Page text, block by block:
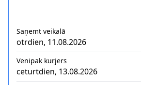
Saņemt veikalā
otrdien, 11.08.2026
Venipak kurjers
ceturtdien, 13.08.2026